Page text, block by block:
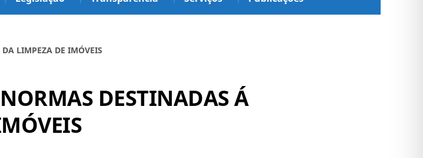
LIMPEZA DE IMÓVEIS
DESTINADAS Á